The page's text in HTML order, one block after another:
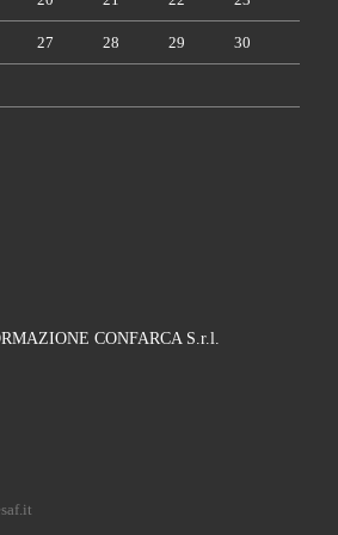
27 28 29 30
CONFARCA S.r.l.